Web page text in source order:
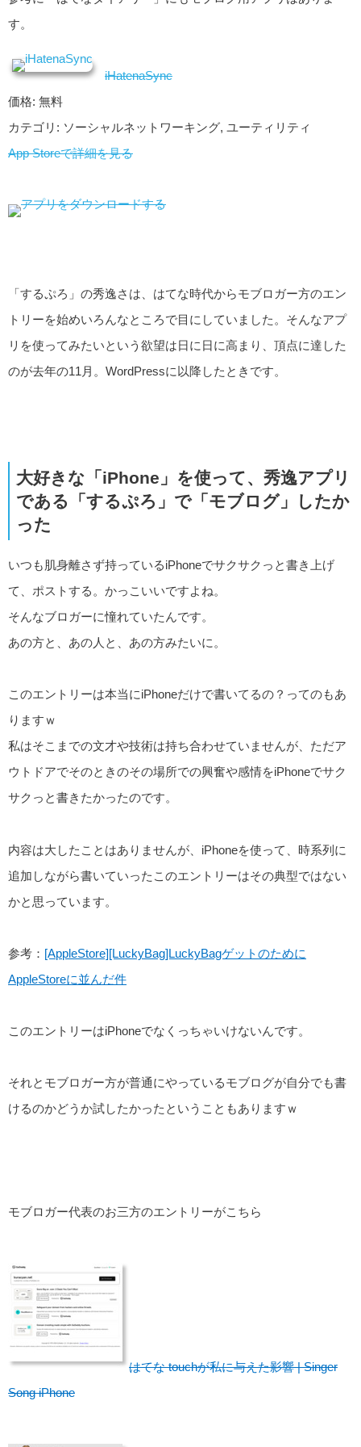
す。
iHatenaSync
価格: 無料
カテゴリ: ソーシャルネットワーキング, ユーティリティ
App Storeで詳細を見る
「するぷろ」の秀逸さは、はてな時代からモブロガー方のエン
トリーを始めいろんなところで目にしていました。そんなアプ
リを使ってみたいという欲望は日に日に高まり、頂点に達した
のが去年の11月。WordPressに以降したときです。
大好きな「iPhone」を使って、秀逸アプリ
である「するぷろ」で「モブログ」したか
った
いつも肌身離さず持っているiPhoneでサクサクっと書き上げ
て、ポストする。かっこいいですよね。
そんなブロガーに憧れていたんです。
あの方と、あの人と、あの方みたいに。
このエントリーは本当にiPhoneだけで書いてるの？ってのもあ
りますｗ
私はそこまでの文才や技術は持ち合わせていませんが、ただア
ウトドアでそのときのその場所での興奮や感情をiPhoneでサク
サクっと書きたかったのです。
内容は大したことはありませんが、iPhoneを使って、時系列に
追加しながら書いていったこのエントリーはその典型ではない
かと思っています。
参考： [AppleStore][LuckyBag]LuckyBagゲットのために
AppleStoreに並んだ件
このエントリーはiPhoneでなくっちゃいけないんです。
それとモブロガー方が普通にやっているモブログが自分でも書
けるのかどうか試したかったということもありますｗ
モブロガー代表のお三方のエントリーがこちら
はてな touchが私に与えた影響 | Singer
Song iPhone